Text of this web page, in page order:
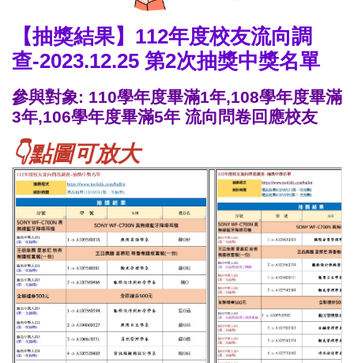
【抽獎結果】112年度校友流向調
查-2023.12.25 第2次抽獎中獎名單
參與對象: 110學年度畢滿1年,108學年度畢滿
3年,106學年度畢滿5年 流向問卷回應校友
👇點圖可放大